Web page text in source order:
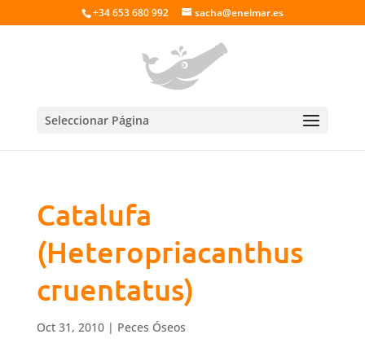
+34 653 680 992 sacha@enelmar.es
Seleccionar Página
Catalufa
(Heteropriacanthus
cruentatus)
Oct 31, 2010| Peces Óseos